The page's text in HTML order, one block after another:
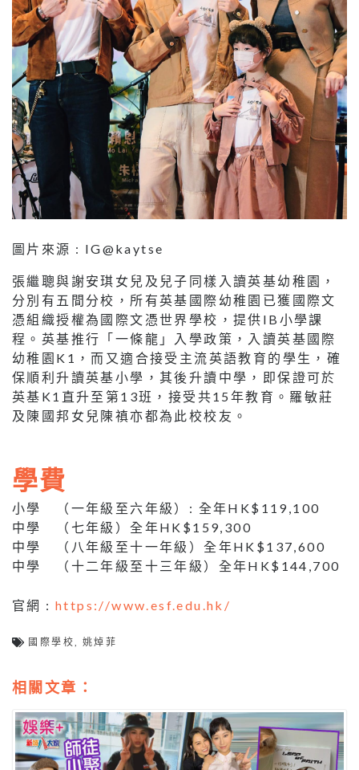
圖片來源 : IG@kaytse
張繼聰與謝安琪女兒及兒子同樣入讀英基幼稚園，
分別有五間分校，所有英基國際幼稚園已獲國際文
憑組織授權為國際文憑世界學校，提供IB小學課
程。英基推行「一條龍」入學政策，入讀英基國際
幼稚園K1，而又適合接受主流英語教育的學生，確
保順利升讀英基小學，其後升讀中學，即保證可於
英基K1直升至第13班，接受共15年教育。羅敏莊
及陳國邦女兒陳禛亦都為此校校友。
學費
小學 （一年級至六年級）: 全年HK$119,100
中學 （七年級）全年HK$159,300
中學 （八年級至十一年級）全年HK$137,600
中學 （十二年級至十三年級）全年HK$144,700
官網 : https://www.esf.edu.hk/
國際學校 姚焯菲
相關文章：